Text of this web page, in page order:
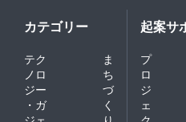
カテゴリー
テク
ノロ
ジー
・ガ
ま
ち
づ
く
起案サ
プ
ロ
ジ
ェ